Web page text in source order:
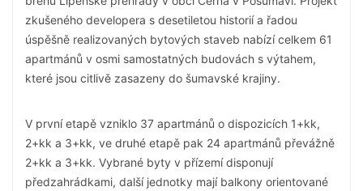
zkušeného developera s desetiletou historií a řadou
úspěšně realizovaných bytových staveb nabízí celkem 61
apartmánů v osmi samostatných budovách s výtahem,
které jsou citlivě zasazeny do šumavské krajiny.
V první etapě vzniklo 37 apartmánů o dispozicích 1+kk,
2+kk a 3+kk, ve druhé etapě pak 24 apartmánů převážně
2+kk a 3+kk. Vybrané byty v přízemí disponují
předzahrádkami, další jednotky mají balkony orientované